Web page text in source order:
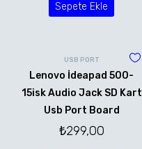
Sepete Ekle
USB PORT
Lenovo İdeapad 500-
15isk Audio Jack SD Kart
Usb Port Board
₺299,00